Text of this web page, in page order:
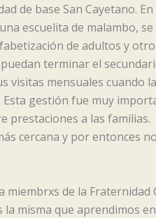
de base San Cayetano. En
escuelita de malambo, se
de adultos y
terminar el
visitas mensuales cuando la
gestión fue muy
prestaciones a las familias.
cercana y por entonces
miembrxs de la Fraternidad
la misma que aprendimos